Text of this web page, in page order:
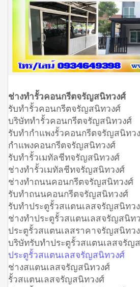
ช่างทำรั้วคอนกรีตจรัญสนิทวงศ์
รับทำรั้วคอนกรีตจรัญสนิทวงศ์
บริษัททำรั้วคอนกรีตจรัญสนิทวงศ์
รับทำกำแพงรั้วคอนกรีตจรัญสนิทว
กำแพงคอนกรีตจรัญสนิทวงศ์
รับทำรั้วเมทัลชีทจรัญสนิทวงศ์
ช่างทำรั้วเมทัลชีทจรัญสนิทวงศ์
ช่างทำถนนคอนกรีตจรัญสนิทวงศ์
รับทำถนนคอนกรีตจรัญสนิทวงศ์
รับทำประตูรั้วสแตนเลสจรัญสนิทว
ช่างทำประตูรั้วสแตนเลสจรัญสนิท
ประตูรั้วสแตนเลสราคาจรัญสนิทว
บริษัทรับทำประตูรั้วสแตนเลสจรัญ
ประตูรั้วสแตนเลสจรัญสนิทวงศ์
ช่างสแตนเลสจรัญสนิทวงศ์
รั้วสแตนเลสจรัญสนิทวงศ์